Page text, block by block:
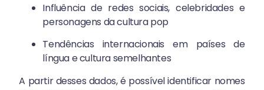
Influência de redes sociais, celebridades e
personagens da cultura pop
Tendências internacionais em países de
língua e cultura semelhantes
A partir desses dados, é possível identificar nomes